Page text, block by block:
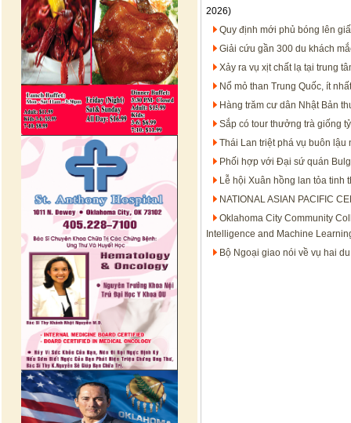
2026)
Quy định mới phủ bóng lên
Giải cứu gần 300 du khách
Xảy ra vụ xịt chất lạ tại trung
Nổ mỏ than Trung Quốc, ít
Hàng trăm cư dân Nhật Bản
Sắp có tour thưởng trà giống
Thái Lan triệt phá vụ buôn lậu
Phối hợp với Đại sứ quán
Lễ hội Xuân hồng lan tỏa tinh
NATIONAL ASIAN PACIFIC
Oklahoma City Community
Intelligence and Machine
Bộ Ngoại giao nói về vụ hai